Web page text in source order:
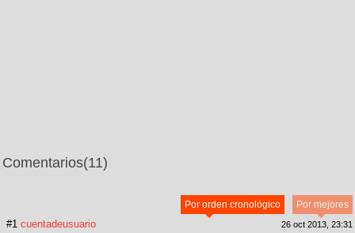
Comentarios(11)
Por mejores
Por orden cronológico
#1 cuentadeusuario 26 oct 2013, 23:31